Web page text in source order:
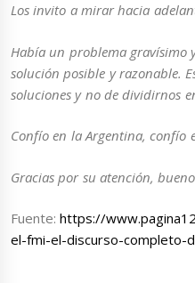
Los invito a mirar hacia
Había un problema gravísimo
solución posible y razonable.
soluciones y no de dividirnos
Confío en la Argentina, confío
Gracias por su atención,
Fuente:https://
el-fmi-el-discurso-completo-